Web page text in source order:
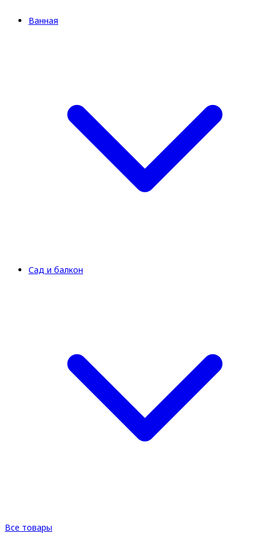
Ванная
Сад и балкон
Все товары